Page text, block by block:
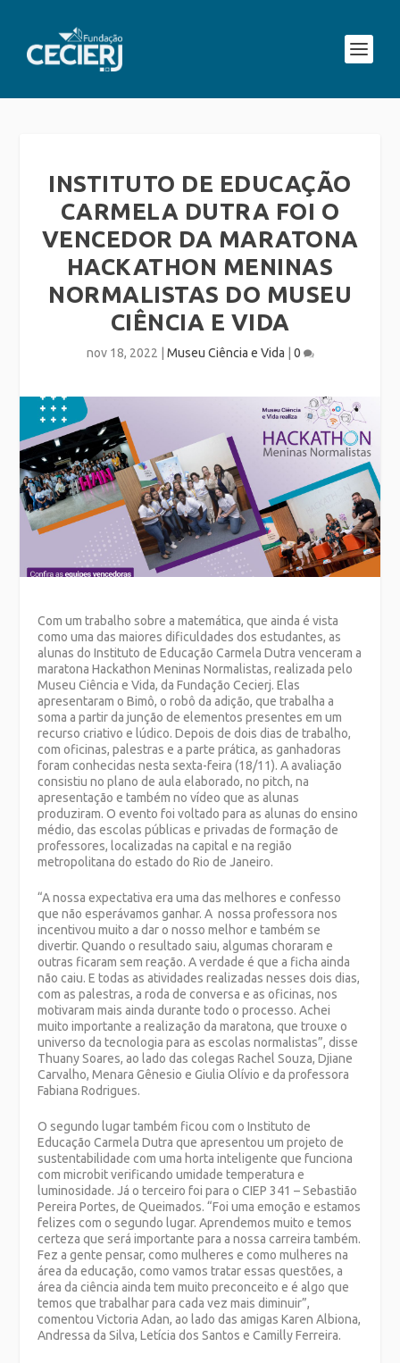
INSTITUTO DE EDUCAÇÃO
CARMELA DUTRA FOI O
VENCEDOR DA MARATONA
HACKATHON MENINAS
NORMALISTAS DO MUSEU
CIÊNCIA E VIDA
nov 18, 2022 Museu Ciência e Vida 0
Com um trabalho sobre a matemática, que ainda é vista
como uma das maiores dificuldades dos estudantes, as
alunas do Instituto de Educação Carmela Dutra venceram a
maratona Hackathon Meninas Normalistas, realizada pelo
Museu Ciência e Vida, da Fundação Cecierj. Elas
apresentaram o Bimô, o robô da adição, que trabalha a
soma a partir da junção de elementos presentes em um
recurso criativo e lúdico. Depois de dois dias de trabalho,
com oficinas, palestras e a parte prática, as ganhadoras
foram conhecidas nesta sexta-feira (18/11). A avaliação
consistiu no plano de aula elaborado, no pitch, na
apresentação e também no vídeo que as alunas
produziram. O evento foi voltado para as alunas do ensino
médio, das escolas públicas e privadas de formação de
professores, localizadas na capital e na região
metropolitana do estado do Rio de Janeiro.
“A nossa expectativa era uma das melhores e confesso
que não esperávamos ganhar. A nossa professora nos
incentivou muito a dar o nosso melhor e também se
divertir. Quando o resultado saiu, algumas choraram e
outras ficaram sem reação. A verdade é que a ficha ainda
não caiu. E todas as atividades realizadas nesses dois dias,
com as palestras, a roda de conversa e as oficinas, nos
motivaram mais ainda durante todo o processo. Achei
muito importante a realização da maratona, que trouxe o
universo da tecnologia para as escolas normalistas”, disse
Thuany Soares, ao lado das colegas Rachel Souza, Djiane
Carvalho, Menara Gênesio e Giulia Olívio e da professora
Fabiana Rodrigues.
O segundo lugar também ficou com o Instituto de
Educação Carmela Dutra que apresentou um projeto de
sustentabilidade com uma horta inteligente que funciona
com microbit verificando umidade temperatura e
luminosidade. Já o terceiro foi para o CIEP 341 – Sebastião
Pereira Portes, de Queimados. “Foi uma emoção e estamos
felizes com o segundo lugar. Aprendemos muito e temos
certeza que será importante para a nossa carreira também.
Fez a gente pensar, como mulheres e como mulheres na
área da educação, como vamos tratar essas questões, a
área da ciência ainda tem muito preconceito e é algo que
temos que trabalhar para cada vez mais diminuir”,
comentou Victoria Adan, ao lado das amigas Karen Albiona,
Andressa da Silva, Letícia dos Santos e Camilly Ferreira.